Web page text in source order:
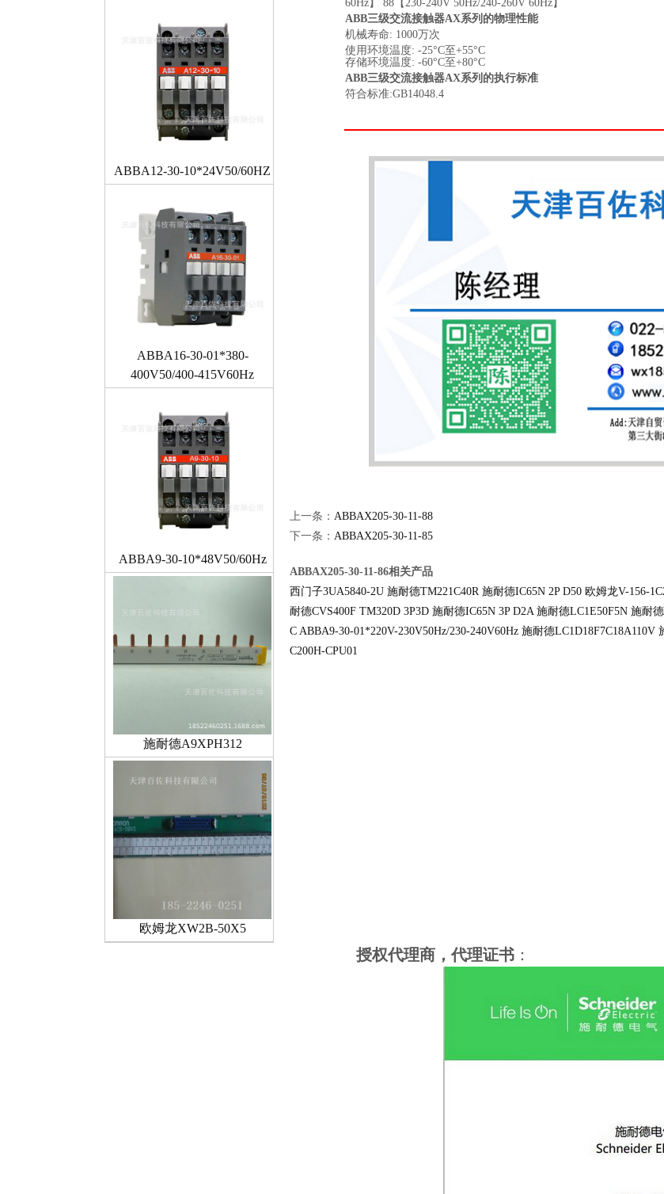
ABBA12-30-10*24V50/60HZ
ABBA16-30-01*380-
400V50/400-415V60Hz
ABBA9-30-10*48V50/60Hz
施耐德A9XPH312
欧姆龙XW2B-50X5
60Hz】 88【230-240V 50Hz/240-260V 60Hz】
ABB三级交流接触器AX系列的物理性能
机械寿命: 1000万次
使用环境温度: -25°C至+55°C
存储环境温度: -60°C至+80°C
ABB三级交流接触器AX系列的执行标准
符合标准:GB14048.4
上一条： ABBAX205-30-11-88
下一条： ABBAX205-30-11-85
ABBAX205-30-11-86相关产品
西门子3UA5840-2U 施耐德TM221C40R 施耐德IC65N 2P D50 欧姆龙V-156-
耐德CVS400F TM320D 3P3D 施耐德IC65N 3P D2A 施耐德LC1E50F5N 施耐
C ABBA9-30-01*220V-230V50Hz/230-240V60Hz 施耐德LC1D18F7C18A110V
C200H-CPU01
授权代理商，代理证书 ：